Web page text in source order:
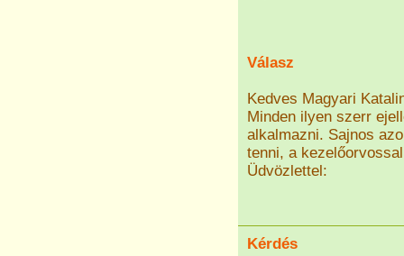
Válasz
Kedves Magyari
Minden ilyen szerr
alkalmazni. Sajnos
tenni, a
Üdvözlettel:
Kérdés